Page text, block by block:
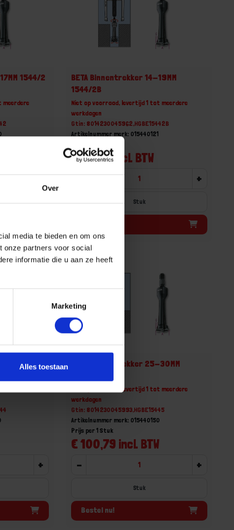
Over
media te bieden en om ons
onze partners voor social
informatie die u aan ze heeft
Marketing
Alles toestaan
1544/2
meerdere
+
BETA Binnentrekker 14-19MM
1544/2B
Niet op voorraad, levertijd 1 tot meerdere
werkdagen
Gtin: 8014230045962,HGBE15442B
Artikelnummer merk: 015440121
€ 82,58 incl. BTW
- +
Stuk
1544/4
+
BETA Binnentrekker 25-30MM
Niet op voorraad, levertijd 1 tot meerdere
werkdagen
Gtin: 8014230045993,HGBE15445
Artikelnummer merk: 015440150
€ 100,79 incl. BTW
Prijs per 1 Stuk
- +
Stuk
Bestel nu!